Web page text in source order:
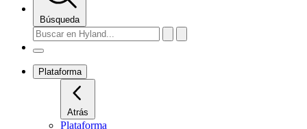
Búsqueda
Plataforma
Atrás
Plataforma